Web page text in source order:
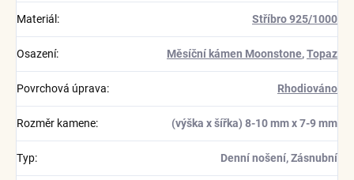
Materiál : Stříbro 925/1000
Osazení: Měsíční kámen Moonstone,Topaz
Povrchová úprava: Rhodiováno
Rozměr kamene: (výška x šířka) 8-10 mm x 7-9 mm
Typ: Denní nošení, Zásnubní